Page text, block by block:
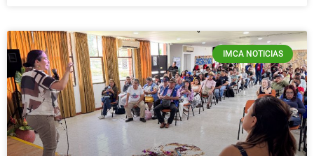
IMCA NOTICIAS